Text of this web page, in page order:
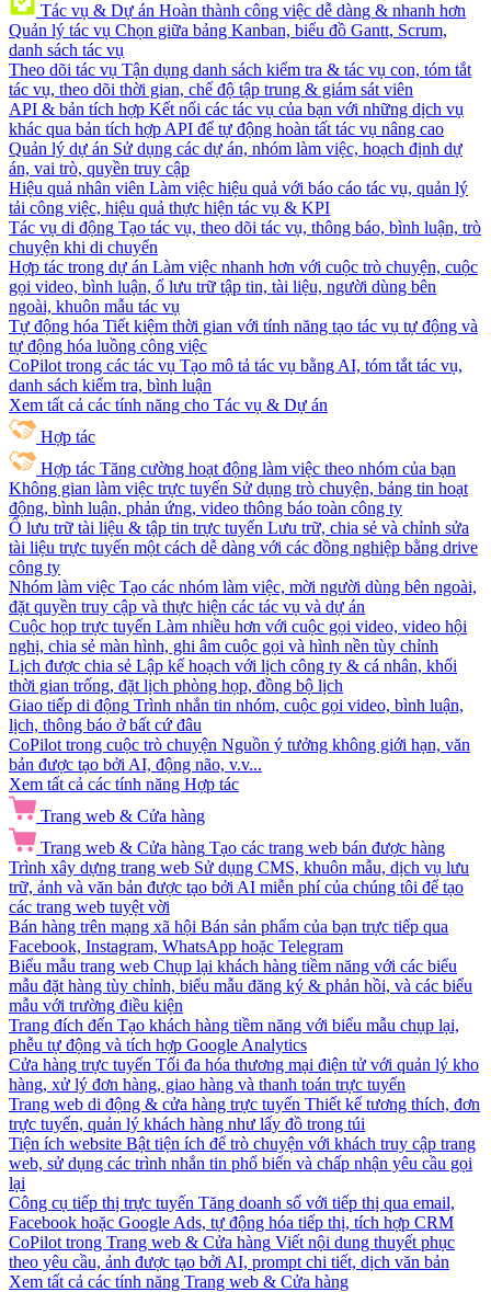
Tác vụ & Dự án Hoàn thành công việc dễ dàng & nhanh hơn
Quản lý tác vụ Chọn giữa bảng Kanban, biểu đồ Gantt, Scrum,
danh sách tác vụ
Theo dõi tác vụ Tận dụng danh sách kiểm tra & tác vụ con, tóm tắt
tác vụ, theo dõi thời gian, chế độ tập trung & giám sát viên
API & bản tích hợp Kết nối các tác vụ của bạn với những dịch vụ
khác qua bản tích hợp API để tự động hoàn tất tác vụ nâng cao
Quản lý dự án Sử dụng các dự án, nhóm làm việc, hoạch định dự
án, vai trò, quyền truy cập
Hiệu quả nhân viên Làm việc hiệu quả với báo cáo tác vụ, quản lý
tải công việc, hiệu quả thực hiện tác vụ & KPI
Tác vụ di động Tạo tác vụ, theo dõi tác vụ, thông báo, bình luận, trò
chuyện khi di chuyển
Hợp tác trong dự án Làm việc nhanh hơn với cuộc trò chuyện, cuộc
gọi video, bình luận, ổ lưu trữ tập tin, tài liệu, người dùng bên
ngoài, khuôn mẫu tác vụ
Tự động hóa Tiết kiệm thời gian với tính năng tạo tác vụ tự động và
tự động hóa luồng công việc
CoPilot trong các tác vụ Tạo mô tả tác vụ bằng AI, tóm tắt tác vụ,
danh sách kiểm tra, bình luận
Xem tất cả các tính năng cho Tác vụ & Dự án
Hợp tác
Hợp tác Tăng cường hoạt động làm việc theo nhóm của bạn
Không gian làm việc trực tuyến Sử dụng trò chuyện, bảng tin hoạt
động, bình luận, phản ứng, video thông báo toàn công ty
Ổ lưu trữ tài liệu & tập tin trực tuyến Lưu trữ, chia sẻ và chỉnh sửa
tài liệu trực tuyến một cách dễ dàng với các đồng nghiệp bằng drive
công ty
Nhóm làm việc Tạo các nhóm làm việc, mời người dùng bên ngoài,
đặt quyền truy cập và thực hiện các tác vụ và dự án
Cuộc họp trực tuyến Làm nhiều hơn với cuộc gọi video, video hội
nghị, chia sẻ màn hình, ghi âm cuộc gọi và hình nền tùy chỉnh
Lịch được chia sẻ Lập kế hoạch với lịch công ty & cá nhân, khối
thời gian trống, đặt lịch phòng họp, đồng bộ lịch
Giao tiếp di động Trình nhắn tin nhóm, cuộc gọi video, bình luận,
lịch, thông báo ở bất cứ đâu
CoPilot trong cuộc trò chuyện Nguồn ý tưởng không giới hạn, văn
bản được tạo bởi AI, động não, v.v...
Xem tất cả các tính năng Hợp tác
Trang web & Cửa hàng
Trang web & Cửa hàng Tạo các trang web bán được hàng
Trình xây dựng trang web Sử dụng CMS, khuôn mẫu, dịch vụ lưu
trữ, ảnh và văn bản được tạo bởi AI miễn phí của chúng tôi để tạo
các trang web tuyệt vời
Bán hàng trên mạng xã hội Bán sản phẩm của bạn trực tiếp qua
Facebook, Instagram, WhatsApp hoặc Telegram
Biểu mẫu trang web Chụp lại khách hàng tiềm năng với các biểu
mẫu đặt hàng tùy chỉnh, biểu mẫu đăng ký & phản hồi, và các biểu
mẫu với trường điều kiện
Trang đích đến Tạo khách hàng tiềm năng với biểu mẫu chụp lại,
phễu tự động và tích hợp Google Analytics
Cửa hàng trực tuyến Tối đa hóa thương mại điện tử với quản lý kho
hàng, xử lý đơn hàng, giao hàng và thanh toán trực tuyến
Trang web di động & cửa hàng trực tuyến Thiết kế tương thích, đơn
trực tuyến, quản lý khách hàng như lấy đồ trong túi
Tiện ích website Bật tiện ích để trò chuyện với khách truy cập trang
web, sử dụng các trình nhắn tin phổ biến và chấp nhận yêu cầu gọi
lại
Công cụ tiếp thị trực tuyến Tăng doanh số với tiếp thị qua email,
Facebook hoặc Google Ads, tự động hóa tiếp thị, tích hợp CRM
CoPilot trong Trang web & Cửa hàng Viết nội dung thuyết phục
theo yêu cầu, ảnh được tạo bởi AI, prompt chi tiết, dịch văn bản
Xem tất cả các tính năng Trang web & Cửa hàng